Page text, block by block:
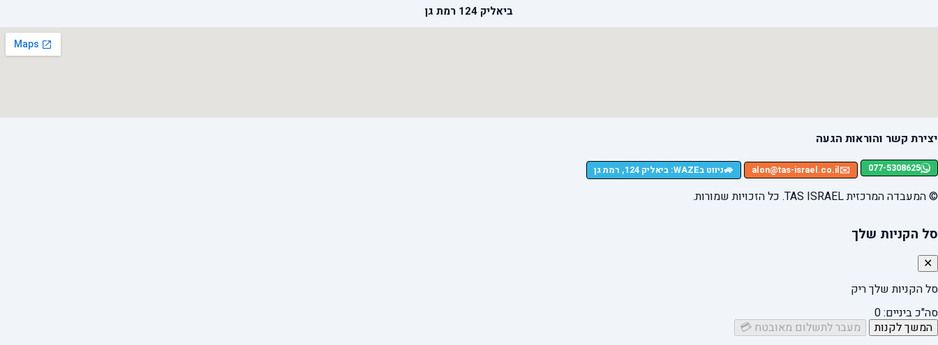
ביאליק 124 רמת גן
יצירת קשר והוראות הגעה
077-5308625
✉️
alon@tas-israel.co.il
🚙ניווט בWAZE: ביאליק 124, רמת גן
© המעבדה המרכזית TAS ISRAEL. כל הזכויות שמורות.
סל הקניות שלך
✕
סל הקניות שלך ריק
סה"כ ביניים:0
המשך לקנות
מעבר לתשלום מאובטח 💳